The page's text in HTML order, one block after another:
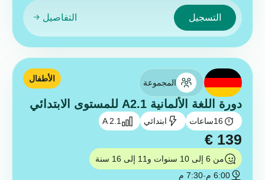
التسجيل التفاصيل
المجموعة
دورة اللغة الألمانية A2.1 للمستوى الابتدائي
16ساعات ابتدائي A 2.1
الأطفال
€ 139
من 6 إلى 10 سنوات و11 إلى 16 سنة
6:00 م
-7:30 م